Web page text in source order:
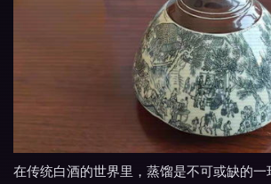
在传统白酒的世界里，蒸馏是不可或缺的一